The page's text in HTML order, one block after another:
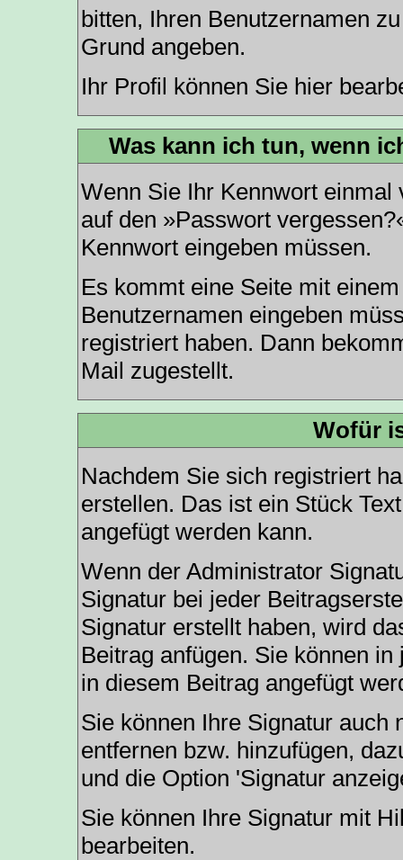
bitten, Ihren Benutzernamen
Grund angeben.
Ihr Profil können Sie hier
Was kann ich tun, wenn
Wenn Sie Ihr Kennwort
auf den »Passwort vergessen?
Kennwort eingeben müssen.
Es kommt eine Seite mit
Benutzernamen eingeben
registriert haben. Dann
Mail zugestellt.
Wofür
Nachdem Sie sich registriert
erstellen. Das ist ein Stück
angefügt werden kann.
Wenn der Administrator
Signatur bei jeder
Signatur erstellt haben, wird
Beitrag anfügen. Sie können
in diesem Beitrag angefügt
Sie können Ihre Signatur auch
entfernen bzw. hinzufügen,
und die Option 'Signatur
Sie können Ihre Signatur mit
bearbeiten.